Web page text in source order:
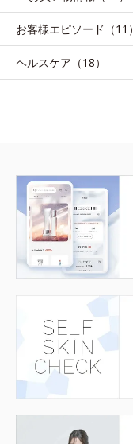
お客様エピソード（11）
ヘルスケア（18）